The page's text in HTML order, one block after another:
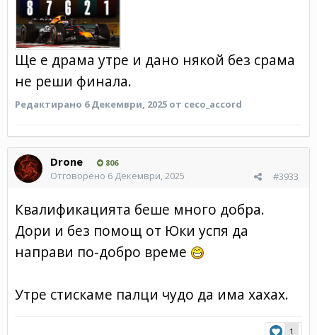
Ще е драма утре и дано някой без срама
не реши финала.
Редактирано 6 Декември, 2025 от ceco_accord
Drone 806
#3933
Отговорено 6 Декември, 2025
Квалификацията беше много добра.
Дори и без помощ от Юки успя да
направи по-добро време
Утре стискаме палци чудо да има хахах.
1